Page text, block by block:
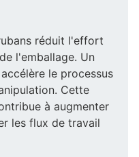
réduit l'effort
l'emballage. Un
le processus
Cette
à augmenter
les flux de travail